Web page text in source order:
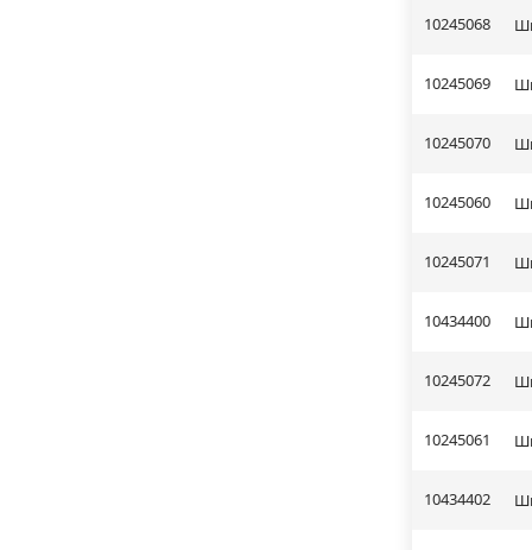
10245068
10245069
10245070
10245060
10245071
10434400
10245072
10245061
10434402